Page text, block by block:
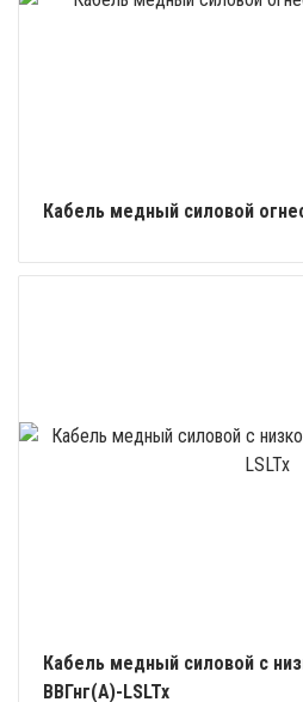
Кабель медный силовой
Кабель медный силовой с
ВВГнг(А)-LSLTx